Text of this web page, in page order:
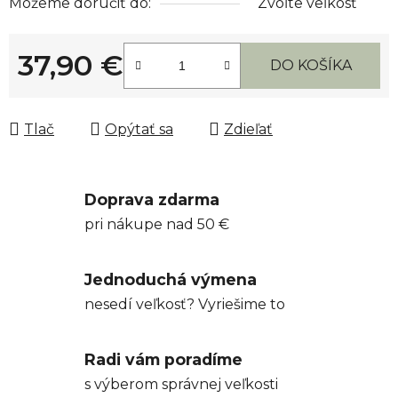
37,90 €
Jednotková cena:
DO KOŠÍKA
Tlač Opýtať sa Zdieľať
Doprava zdarma
pri nákupe nad 50 €
Jednoduchá výmena
nesedí veľkosť? Vyriešime to
Radi vám poradíme
s výberom správnej veľkosti